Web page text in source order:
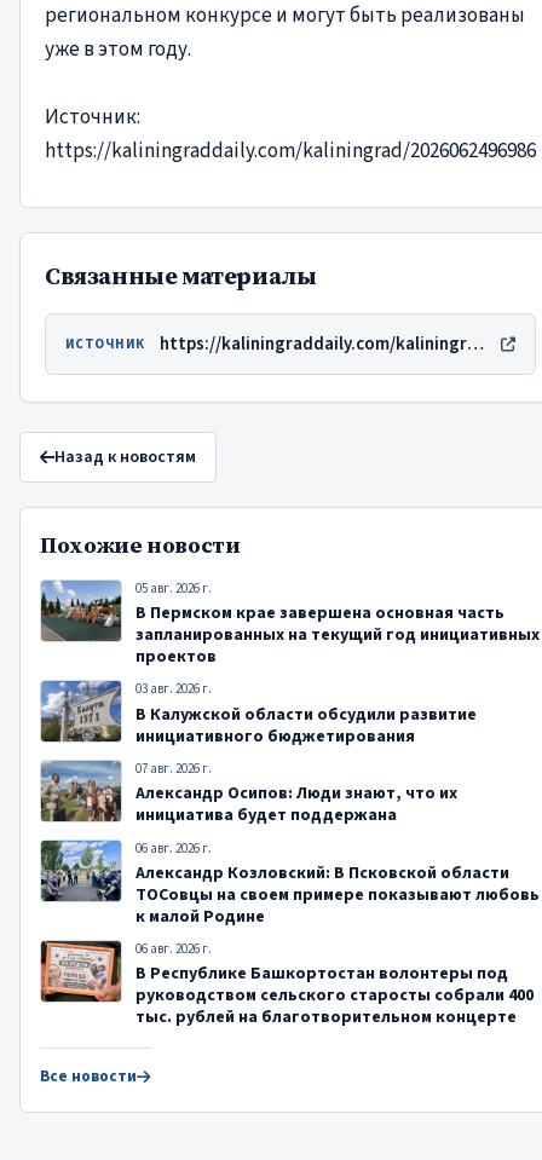
региональном конкурсе и могут быть реализованы
уже в этом году.
Источник:
https://kaliningraddaily.com/kaliningrad/2026062496986
Связанные материалы
ИСТОЧНИК https://kaliningraddaily.com/kaliningrad/2026062496986
Назад к новостям
Похожие новости
05 авг. 2026 г.
В Пермском крае завершена основная часть
запланированных на текущий год инициативных
проектов
03 авг. 2026 г.
В Калужской области обсудили развитие
инициативного бюджетирования
07 авг. 2026 г.
Александр Осипов: Люди знают, что их
инициатива будет поддержана
06 авг. 2026 г.
Александр Козловский: В Псковской области
ТОСовцы на своем примере показывают любовь
к малой Родине
06 авг. 2026 г.
В Республике Башкортостан волонтеры под
руководством сельского старосты собрали 400
тыс. рублей на благотворительном концерте
Все новости